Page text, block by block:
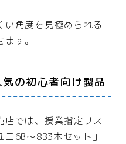
角度を見極められる
す。
の初心者向け製品
店では、授業指定リス
6B〜8B3本セット」